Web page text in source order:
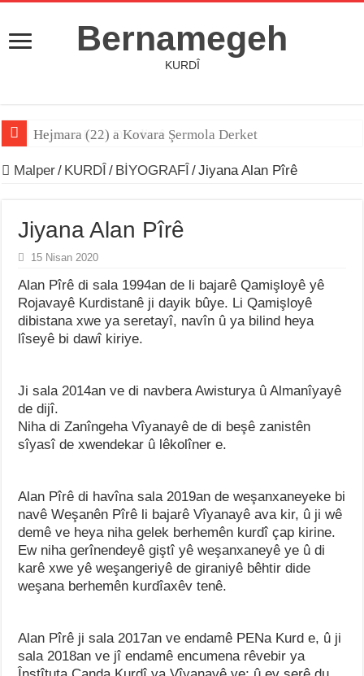
Bernamegeh
KURDÎ
Hejmara (22) a Kovara Şermola Derket
Destana Kela Dimdimê
Malper/ KURDÎ / BİYOGRAFÎ /Jiyana Alan Pîrê
Jiyana Alan Pîrê
15 Nisan 2020
Alan Pîrê di sala 1994an de li bajarê Qamişloyê yê
Rojavayê Kurdistanê ji dayik bûye. Li Qamişloyê
dibistana xwe ya seretayî, navîn û ya bilind heya
lîseyê bi dawî kiriye.
Ji sala 2014an ve di navbera Awisturya û Almanîyayê
de dijî.
Niha di Zanîngeha Vîyanayê de di beşê zanistên
sîyasî de xwendekar û lêkolîner e.
Alan Pîrê di havîna sala 2019an de weşanxaneyeke bi
navê Weşanên Pîrê li bajarê Vîyanayê ava kir, û ji wê
demê ve heya niha gelek berhemên kurdî çap kirine.
Ew niha gerînendeyê giştî yê weşanxaneyê ye û di
karê xwe yê weşangeriyê de giraniyê bêhtir dide
weşana berhemên kurdîaxêv tenê.
Alan Pîrê ji sala 2017an ve endamê PENa Kurd e, û ji
sala 2018an ve jî endamê encumena rêvebir ya